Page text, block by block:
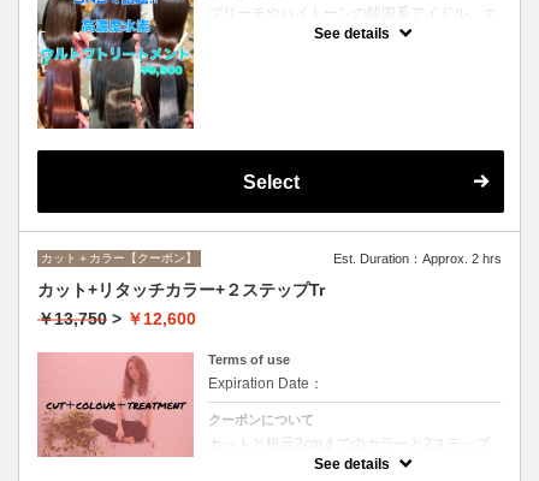
ブリーチやハイトーンの韓国系アイドル、エ
イジング毛にお悩みの美魔女も夢中！全ての
世代、髪質、メニューに対応できる髪質改善
See details
Select
カット＋カラー【クーポン】 Est. Duration：Approx. 2 hrs
カット+リタッチカラー+２ステップTr
￥13,750 > ￥12,600
Terms of use
Expiration Date：
クーポンについて
カットと根元2cmまでのカラーと2ステップ
トリートメントのセットメニュー。シャンプ
See details